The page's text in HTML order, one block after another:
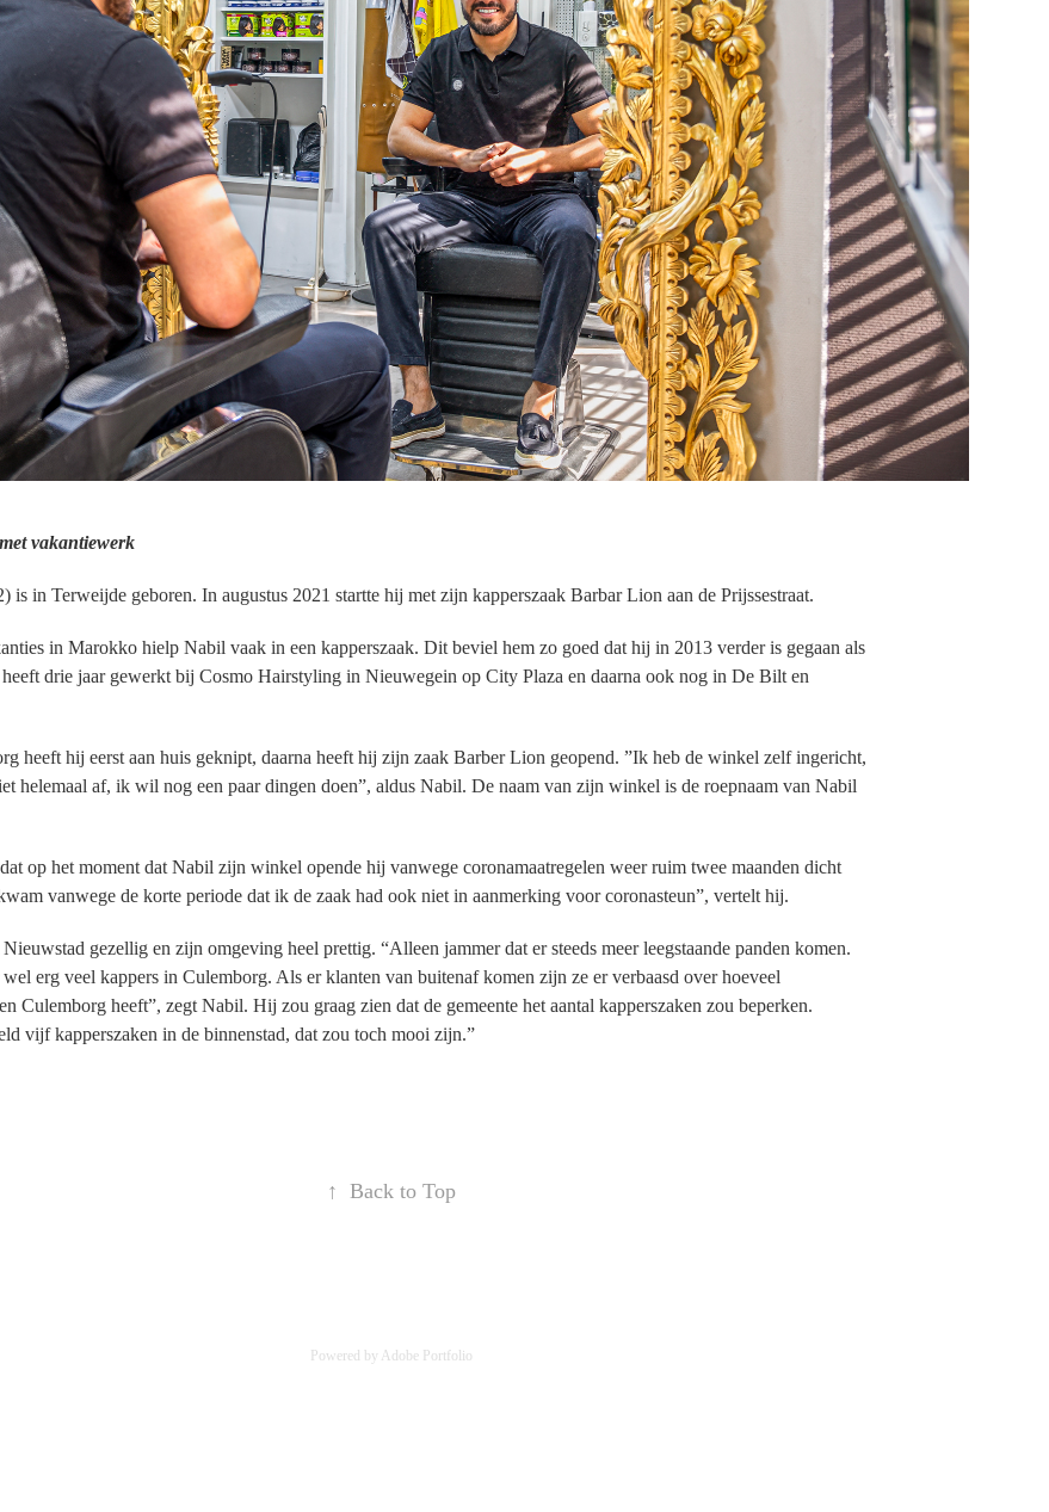
vakantiewerk
is in Terweijde geboren. In augustus 2021 startte hij met zijn kapperszaak Barbar Lion aan de Prijssestraat.
in Marokko hielp Nabil vaak in een kapperszaak. Dit beviel hem zo goed dat hij in 2013 verder is gegaan als
drie jaar gewerkt bij Cosmo Hairstyling in Nieuwegein op City Plaza en daarna ook nog in De Bilt en
heeft hij eerst aan huis geknipt, daarna heeft hij zijn zaak Barber Lion geopend. ”Ik heb de winkel zelf ingericht,
helemaal af, ik wil nog een paar dingen doen”, aldus Nabil. De naam van zijn winkel is de roepnaam van Nabil
op het moment dat Nabil zijn winkel opende hij vanwege coronamaatregelen weer ruim twee maanden dicht
vanwege de korte periode dat ik de zaak had ook niet in aanmerking voor coronasteun”, vertelt hij.
gezellig en zijn omgeving heel prettig. “Alleen jammer dat er steeds meer leegstaande panden komen.
erg veel kappers in Culemborg. Als er klanten van buitenaf komen zijn ze er verbaasd over hoeveel
Culemborg heeft”, zegt Nabil. Hij zou graag zien dat de gemeente het aantal kapperszaken zou beperken.
vijf kapperszaken in de binnenstad, dat zou toch mooi zijn.”
↑ Back to Top
Powered by Adobe Portfolio